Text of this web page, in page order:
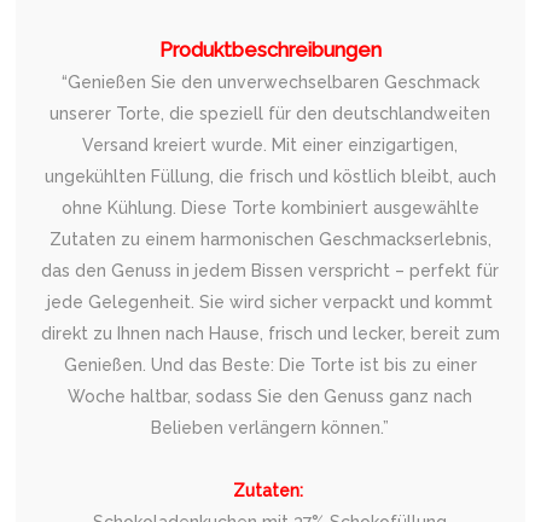
Produktbeschreibungen
“Genießen Sie den unverwechselbaren Geschmack
unserer Torte, die speziell für den deutschlandweiten
Versand kreiert wurde. Mit einer einzigartigen,
ungekühlten Füllung, die frisch und köstlich bleibt, auch
ohne Kühlung. Diese Torte kombiniert ausgewählte
Zutaten zu einem harmonischen Geschmackserlebnis,
das den Genuss in jedem Bissen verspricht – perfekt für
jede Gelegenheit. Sie wird sicher verpackt und kommt
direkt zu Ihnen nach Hause, frisch und lecker, bereit zum
Genießen. Und das Beste: Die Torte ist bis zu einer
Woche haltbar, sodass Sie den Genuss ganz nach
Belieben verlängern können.”
Zutaten: